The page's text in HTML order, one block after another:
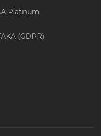
Platinum
(GDPR)